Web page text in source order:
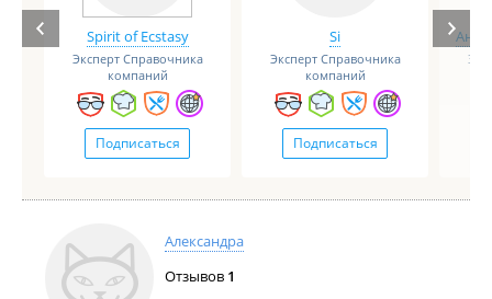
Spirit of Ecstasy
Эксперт Справочника
компаний
Подписаться
Si
Эксперт Справочника
компаний
Подписаться
Александра
Отзывов 1